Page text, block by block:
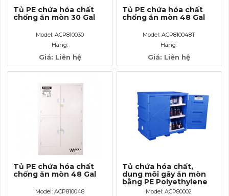
Tủ PE chứa hóa chất
chống ăn mòn 30 Gal
Model: ACP810030
Hãng:
Giá: Liên hệ
Tủ PE chứa hóa chất
chống ăn mòn 48 Gal
Model: ACP810048T
Hãng:
Giá: Liên hệ
Tủ PE chứa hóa chất
chống ăn mòn 48 Gal
Model: ACP810048
Tủ chứa hóa chất,
dung môi gây ăn mòn
bằng PE Polyethylene
Corrosive Cabinet
Model: ACP80002